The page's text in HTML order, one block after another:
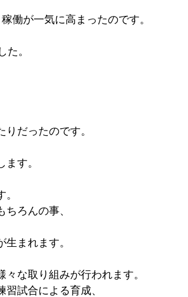
働が一気に高まったのです。
。
だったのです。
す。
ろんの事、
まれます。
な取り組みが行われます。
試合による育成、